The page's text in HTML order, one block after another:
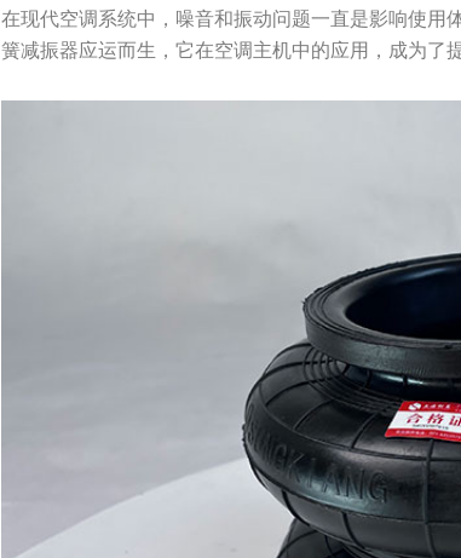
在现代空调系统中，噪音和振动问题一直是影响使用
簧减振器应运而生，它在空调主机中的应用，成为了